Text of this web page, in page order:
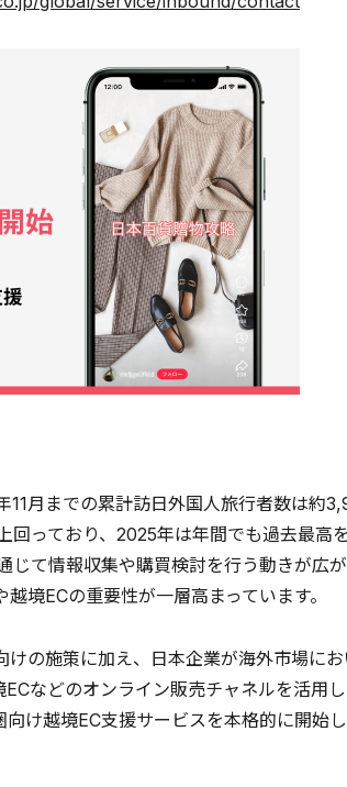
月までの累計訪日外国人旅行者数は約
っており、2025年は年間でも過去最高
て情報収集や購買検討を行う動きが広
境ECの重要性が一層高まっています。
の施策に加え、日本企業が海外市場に
などのオンライン販売チャネルを活用
け越境EC支援サービスを本格的に開始し